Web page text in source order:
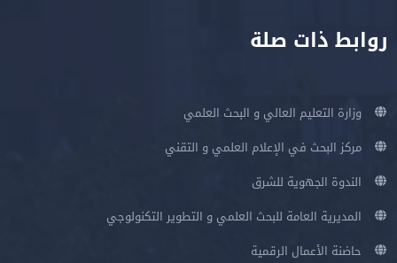
روابط ذات صلة
وزارة التعليم العالي و البحث العلمي
مركز البحث في الإعلام العلمي و التقني
الندوة الجهوية للشرق
المديرية العامة للبحث العلمي و التطوير التكنولوجي
حاضنة الأعمال الرقمية